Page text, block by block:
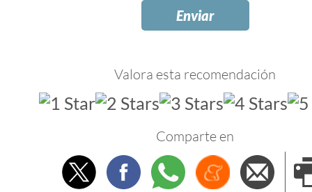
Valora esta recomendación
Comparte en
TwitterFacebookWhatsappMenéame